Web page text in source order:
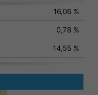
16,06 %
0,78 %
14,55 %